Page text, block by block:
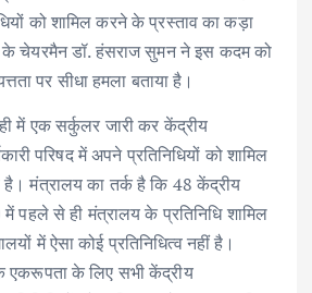
को शामिल करने के प्रस्ताव का कड़ा
के चेयरमैन डॉ. हंसराज सुमन ने इस कदम को
पर सीधा हमला बताया है।
में एक सर्कुलर जारी कर केंद्रीय
परिषद में अपने प्रतिनिधियों को शामिल
मंत्रालय का तर्क है कि 48 केंद्रीय
में पहले से ही मंत्रालय के प्रतिनिधि शामिल
में ऐसा कोई प्रतिनिधित्व नहीं है।
एकरूपता के लिए सभी केंद्रीय